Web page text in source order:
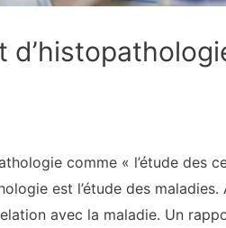
comme « l’étude des
est l’étude des
avec la maladie. Un